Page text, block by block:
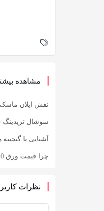
مشاهده
نقش ایلان
سوشال تریدینگ
آشنایی با
چرا قیمت ورق 20 میل آهن سیاه در سایت فروش آهن مختلف، متفاوت است؟
نظرات